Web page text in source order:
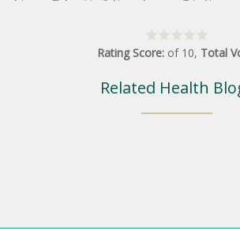
Rating Score: of 10, Total
Related Health